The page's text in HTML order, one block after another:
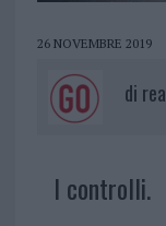
26 NOVEMBRE 2019
di
I controlli.